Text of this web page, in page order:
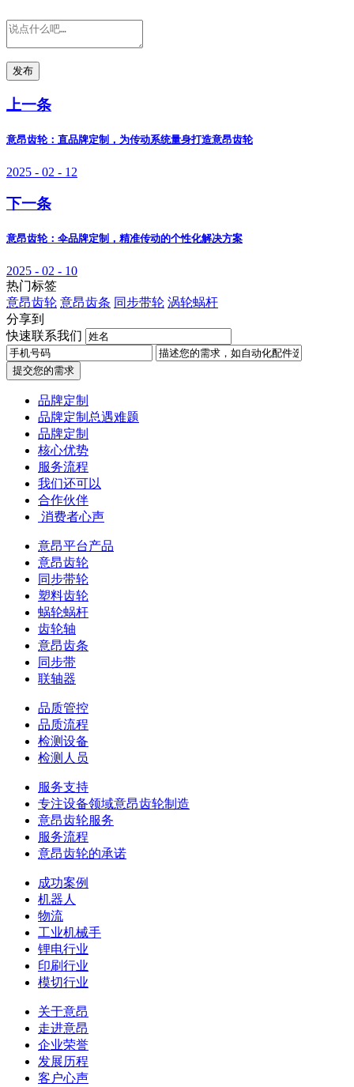
发布
上一条
意昂齿轮：直品牌定制，为传动系统量身打造意昂齿轮
2025 - 02 - 12
下一条
意昂齿轮：伞品牌定制，精准传动的个性化解决方案
2025 - 02 - 10
热门标签
意昂齿轮 意昂齿条 同步带轮 涡轮蜗杆
分享到
快速联系我们
提交您的需求
品牌定制
品牌定制总遇难题
品牌定制
核心优势
服务流程
我们还可以
合作伙伴
​ 消费者心声
意昂平台产品
意昂齿轮
同步带轮
塑料齿轮
蜗轮蜗杆
齿轮轴
意昂齿条
同步带
联轴器
品质管控
品质流程
检测设备
检测人员
服务支持
专注设备领域意昂齿轮制造
意昂齿轮服务
服务流程
意昂齿轮的承诺
成功案例
机器人
物流
工业机械手
锂电行业
印刷行业
模切行业
关于意昂
走进意昂
企业荣誉
发展历程
客户心声